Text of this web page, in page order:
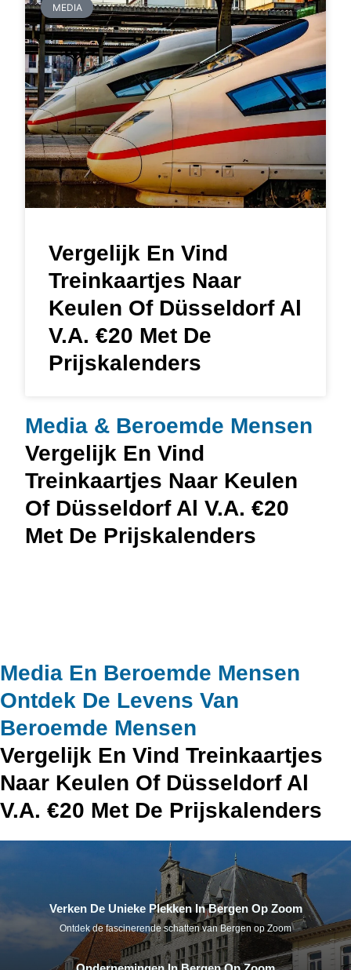
MEDIA
Vergelijk En Vind
Treinkaartjes Naar
Keulen Of Düsseldorf Al
V.a. €20 Met De
Prijskalenders
Media & Beroemde Mensen
Vergelijk En Vind
Treinkaartjes Naar Keulen
Of Düsseldorf Al V.a. €20
Met De Prijskalenders
Media En Beroemde Mensen
Ontdek De Levens Van
Beroemde Mensen
Vergelijk En Vind Treinkaartjes
Naar Keulen Of Düsseldorf Al
V.a. €20 Met De Prijskalenders
Verken De Unieke Plekken In Bergen Op Zoom
Ontdek de fascinerende schatten van Bergen op Zoom